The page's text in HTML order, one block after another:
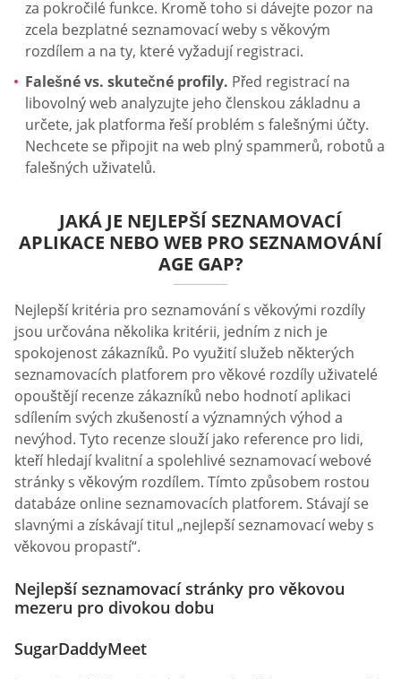
za pokročilé funkce. Kromě toho si dávejte pozor na
zcela bezplatné seznamovací weby s věkovým
rozdílem a na ty, které vyžadují registraci.
Falešné vs. skutečné profily. Před registrací na
libovolný web analyzujte jeho členskou základnu a
určete, jak platforma řeší problém s falešnými účty.
Nechcete se připojit na web plný spammerů, robotů a
falešných uživatelů.
JAKÁ JE NEJLEPŠÍ SEZNAMOVACÍ
APLIKACE NEBO WEB PRO SEZNAMOVÁNÍ
AGE GAP?
Nejlepší kritéria pro seznamování s věkovými rozdíly
jsou určována několika kritérii, jedním z nich je
spokojenost zákazníků. Po využití služeb některých
seznamovacích platforem pro věkové rozdíly uživatelé
opouštějí recenze zákazníků nebo hodnotí aplikaci
sdílením svých zkušeností a významných výhod a
nevýhod. Tyto recenze slouží jako reference pro lidi,
kteří hledají kvalitní a spolehlivé seznamovací webové
stránky s věkovým rozdílem. Tímto způsobem rostou
databáze online seznamovacích platforem. Stávají se
slavnými a získávají titul „nejlepší seznamovací weby s
věkovou propastí“.
Nejlepší seznamovací stránky pro věkovou
mezeru pro divokou dobu
SugarDaddyMeet